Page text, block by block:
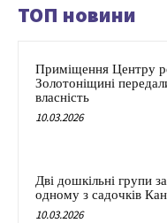
ТОП новини
Приміщення Центру
Золотоніщині
власність
10.03.2026
Дві дошкільні групи
одному з садочків
10.03.2026